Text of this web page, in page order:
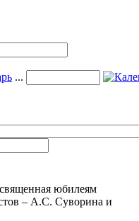
...
юбилеям
– А.С. Суворина и